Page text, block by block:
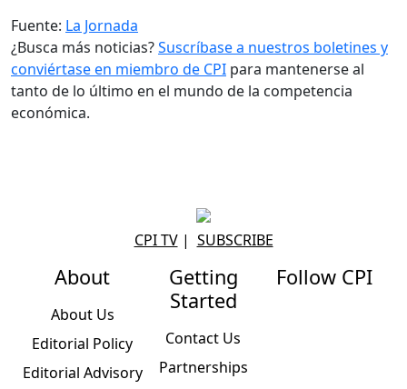
Fuente: La Jornada
¿Busca más noticias?Suscríbase a nuestros boletines y
conviértase en miembro de CPI para mantenerse al
tanto de lo último en el mundo de la competencia
económica.
CPI TV| SUBSCRIBE
About
About Us
Editorial Policy
Editorial Advisory
Getting
Started
Contact Us
Partnerships
Follow CPI